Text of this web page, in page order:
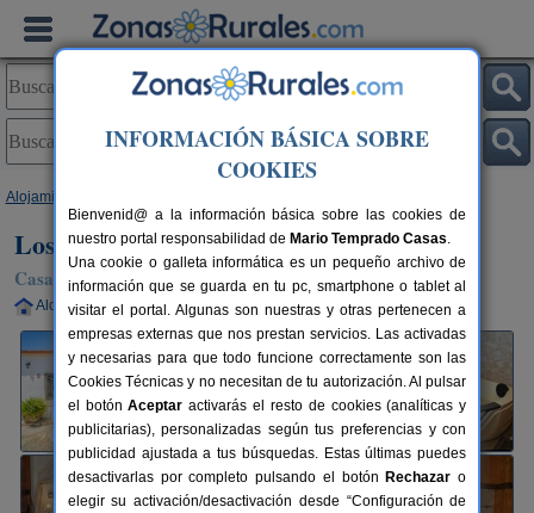
Alojamientos
Los Mellizos
Casa Rural en Peñaflor (Sevilla)
Alquiler completo 4-8+3 plazas 90 km de Sevilla
INFORMACIÓN BÁSICA SOBRE
COOKIES
Bienvenid@ a la información básica sobre las cookies de
nuestro portal responsabilidad de Mario Temprado Casas.
Una cookie o galleta informática es un pequeño archivo de
información que se guarda en tu pc, smartphone o tablet al
visitar el portal. Algunas son nuestras y otras pertenecen a
empresas externas que nos prestan servicios. Las activadas
y necesarias para que todo funcione correctamente son las
Cookies Técnicas y no necesitan de tu autorización. Al pulsar
el botónAceptar activarás el resto de cookies (analíticas y
publicitarias), personalizadas según tus preferencias y con
publicidad ajustada a tus búsquedas. Estas últimas puedes
desactivarlas por completo pulsando el botón Rechazar o
elegir su activación/desactivación desde “Configuración de